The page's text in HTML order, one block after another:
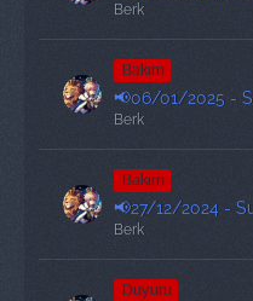
Berk
Bakım
📢06/01/2025 -
Berk
Bakım
📢27/12/2024 -
Berk
Duyuru